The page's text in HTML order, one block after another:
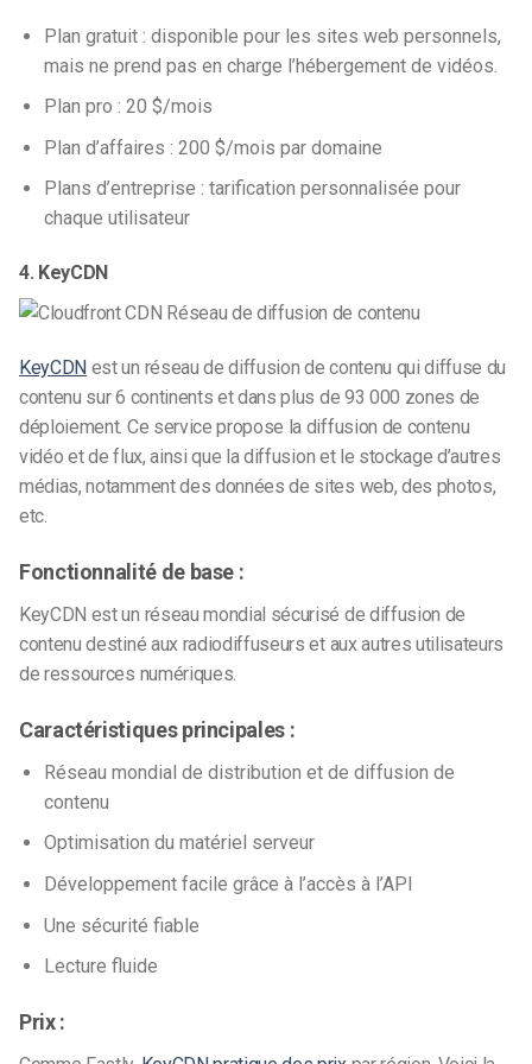
Plan gratuit : disponible pour les sites web personnels,
mais ne prend pas en charge l’hébergement de vidéos.
Plan pro : 20 $/mois
Plan d’affaires : 200 $/mois par domaine
Plans d’entreprise : tarification personnalisée pour
chaque utilisateur
4. KeyCDN
KeyCDN est un réseau de diffusion de contenu qui diffuse du
contenu sur 6 continents et dans plus de 93 000 zones de
déploiement. Ce service propose la diffusion de contenu
vidéo et de flux, ainsi que la diffusion et le stockage d’autres
médias, notamment des données de sites web, des photos,
etc.
Fonctionnalité de base :
KeyCDN est un réseau mondial sécurisé de diffusion de
contenu destiné aux radiodiffuseurs et aux autres utilisateurs
de ressources numériques.
Caractéristiques principales :
Réseau mondial de distribution et de diffusion de
contenu
Optimisation du matériel serveur
Développement facile grâce à l’accès à l’API
Une sécurité fiable
Lecture fluide
Prix :